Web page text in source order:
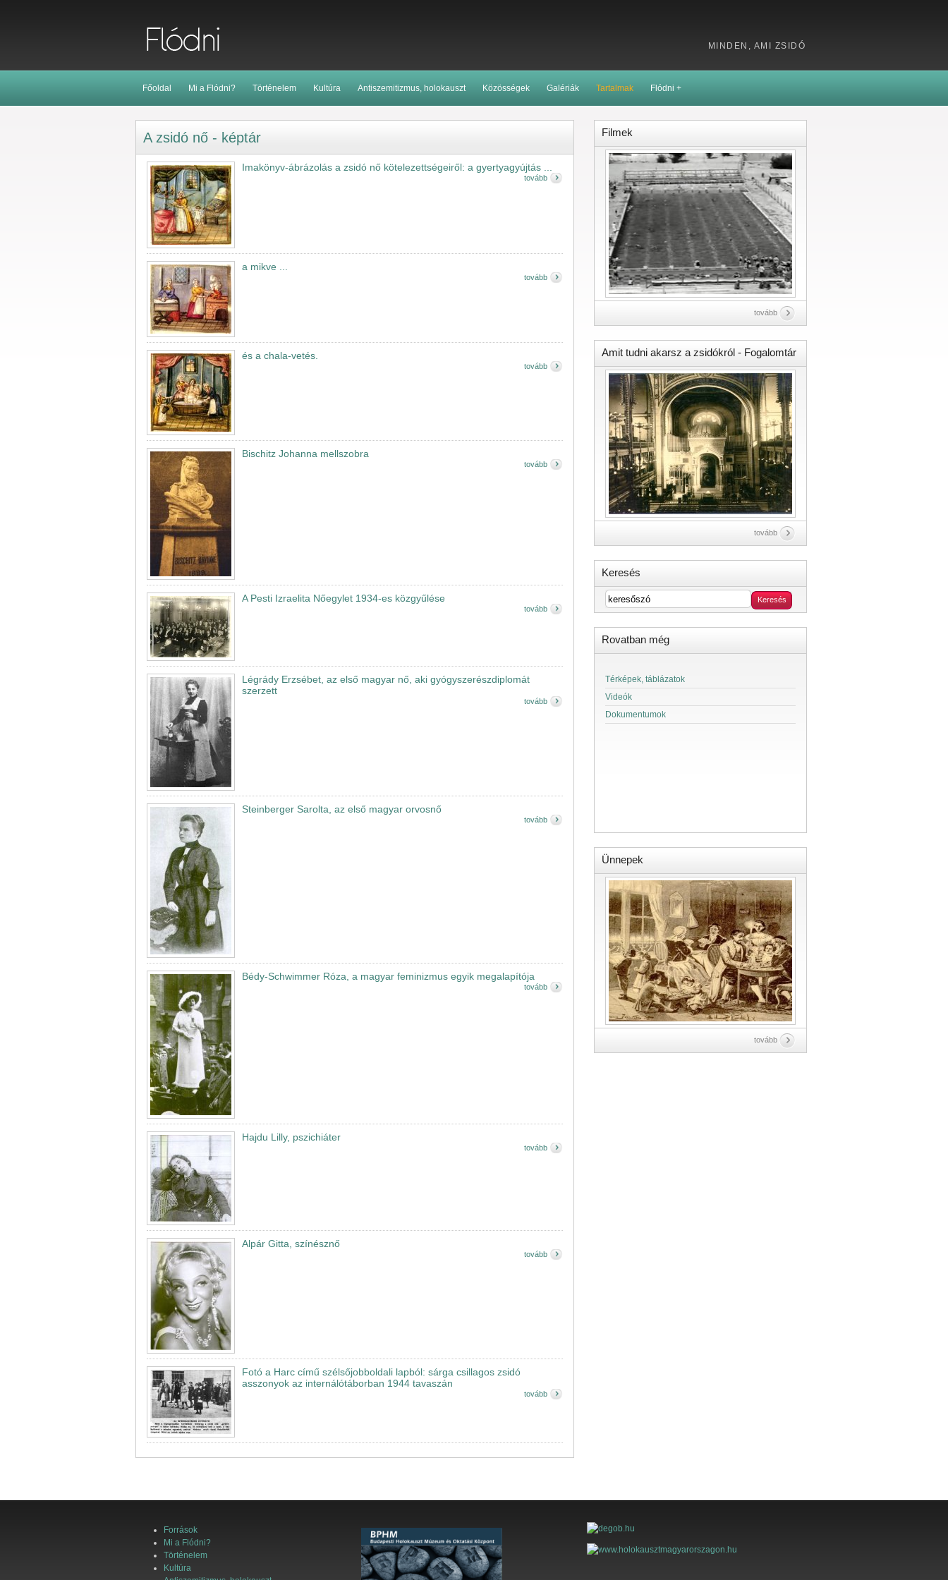
MINDEN, AMI ZSIDÓ
Főoldal Mi a Flódni? Történelem Kultúra Antiszemitizmus, holokauszt Közösségek Galériák Tartalmak Flódni +
A zsidó nő - képtár
Imakönyv-ábrázolás a zsidó nő kötelezettségeiről: a gyertyagyújtás ...
tovább
a mikve ...
tovább
és a chala-vetés.
tovább
Bischitz Johanna mellszobra
tovább
A Pesti Izraelita Nőegylet 1934-es közgyűlése
tovább
Légrády Erzsébet, az első magyar nő, aki gyógyszerészdiplomát
szerzett
tovább
Steinberger Sarolta, az első magyar orvosnő
tovább
Bédy-Schwimmer Róza, a magyar feminizmus egyik megalapítója
tovább
Hajdu Lilly, pszichiáter
tovább
Alpár Gitta, színésznő
tovább
Fotó a Harc című szélsőjobboldali lapból: sárga csillagos zsidó
asszonyok az internálótáborban 1944 tavaszán
tovább
Filmek
tovább
Amit tudni akarsz a zsidókról - Fogalomtár
tovább
Keresés
Rovatban még
Térképek, táblázatok
Videók
Dokumentumok
Ünnepek
tovább
Források
Mi a Flódni?
Történelem
Kultúra